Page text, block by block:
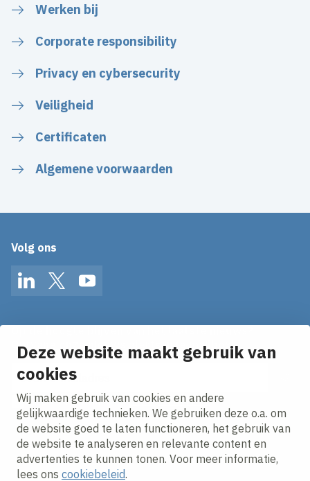
Deze website maakt gebruik van
cookies
Wij maken gebruik van cookies en andere
gelijkwaardige technieken. We gebruiken deze o.a. om
de website goed te laten functioneren, het gebruik van
de website te analyseren en relevante content en
advertenties te kunnen tonen. Voor meer informatie,
lees ons cookiebeleid.
Werken bij
Corporate responsibility
Privacy en cybersecurity
Veiligheid
Certificaten
Algemene voorwaarden
Volg ons
LinkedInTwitterYouTube
Ontvang onze nieuws alerts in je mailbox!
E-mailadres
Ik ga akkoord met hetprivacy statement.